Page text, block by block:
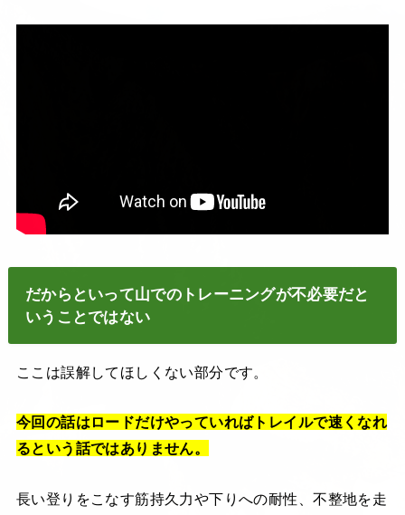
だからといって山でのトレーニングが不必要だと
いうことではない
ここは誤解してほしくない部分です。
今回の話はロードだけやっていればトレイルで速くなれ
るという話ではありません。
長い登りをこなす筋持久力や下りへの耐性、不整地を走